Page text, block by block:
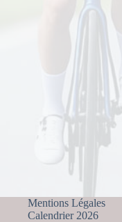
Mentions Légales
Calendrier 2026